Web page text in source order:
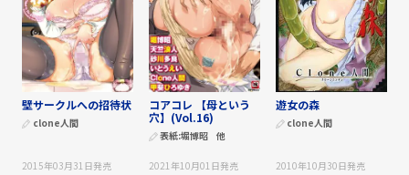
壁サークルへの招待状
clone人間
コアコレ 【母という
穴】(Vol.16)
表紙:堀博昭 他
遊女の森
clone人間
2015年03月31日発売 2021年10月01日発売 2010年10月30日発売